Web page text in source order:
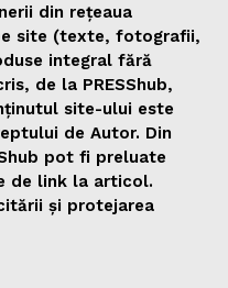
din rețeaua
site (texte, fotografii,
integral fără
de la PRESShub,
site-ului este
de Autor. Din
pot fi preluate
de link la articol.
și protejarea